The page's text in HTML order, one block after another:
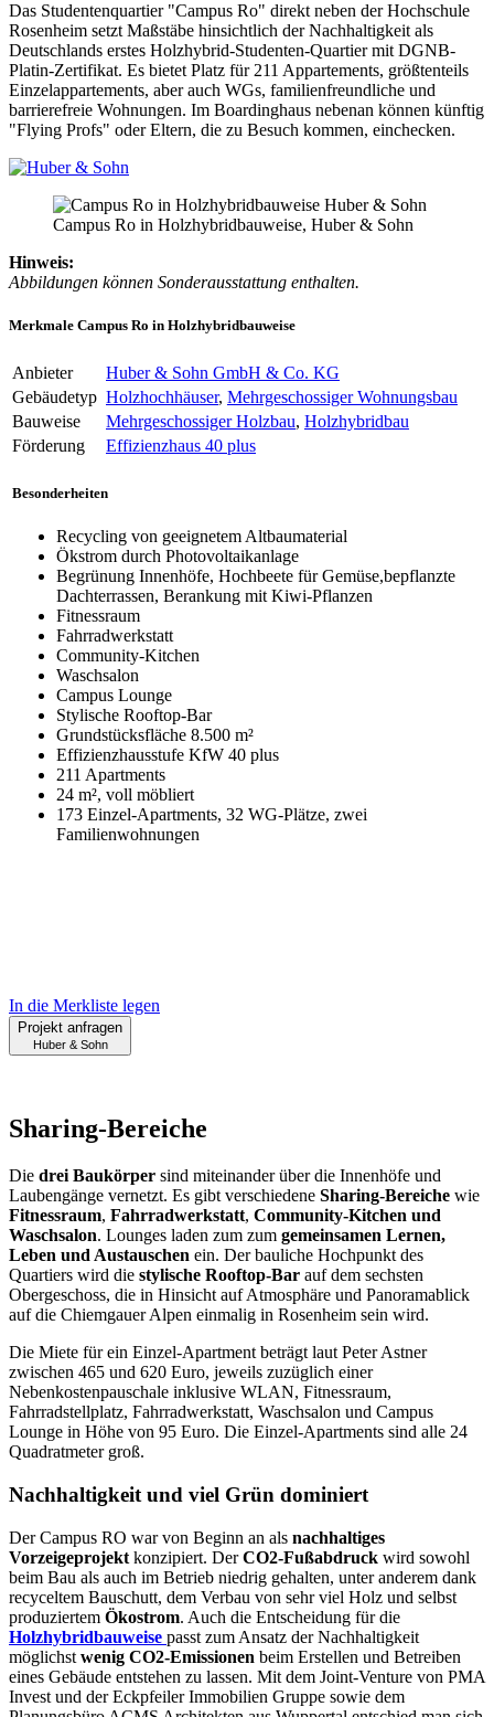
Das Studentenquartier "Campus Ro" direkt neben der Hochschule
Rosenheim setzt Maßstäbe hinsichtlich der Nachhaltigkeit als
Deutschlands erstes Holzhybrid-Studenten-Quartier mit DGNB-
Platin-Zertifikat. Es bietet Platz für 211 Appartements, größtenteils
Einzelappartements, aber auch WGs, familienfreundliche und
barrierefreie Wohnungen. Im Boardinghaus nebenan können künftig
"Flying Profs" oder Eltern, die zu Besuch kommen, einchecken.
Campus Ro in Holzhybridbauweise, Huber & Sohn
Hinweis:
Abbildungen können Sonderausstattung enthalten.
Merkmale Campus Ro in Holzhybridbauweise
Anbieter
Huber & Sohn GmbH & Co. KG
Gebäudetyp Holzhochhäuser, Mehrgeschossiger Wohnungsbau
Bauweise
Mehrgeschossiger Holzbau, Holzhybridbau
Förderung
Effizienzhaus 40 plus
Besonderheiten
Recycling von geeignetem Altbaumaterial
Ökstrom durch Photovoltaikanlage
Begrünung Innenhöfe, Hochbeete für Gemüse,bepflanzte
Dachterrassen, Berankung mit Kiwi-Pflanzen
Fitnessraum
Fahrradwerkstatt
Community-Kitchen
Waschsalon
Campus Lounge
Stylische Rooftop-Bar
Grundstücksfläche 8.500 m²
Effizienzhausstufe KfW 40 plus
211 Apartments
24 m², voll möbliert
173 Einzel-Apartments, 32 WG-Plätze, zwei
Familienwohnungen
In die Merkliste legen
Projekt anfragen
Huber & Sohn
Sharing-Bereiche
Die drei Baukörper sind miteinander über die Innenhöfe und
Laubengänge vernetzt. Es gibt verschiedene Sharing-Bereiche wie
Fitnessraum, Fahrradwerkstatt, Community-Kitchen und
Waschsalon. Lounges laden zum zum gemeinsamen Lernen,
Leben und Austauschen ein. Der bauliche Hochpunkt des
Quartiers wird die stylische Rooftop-Bar auf dem sechsten
Obergeschoss, die in Hinsicht auf Atmosphäre und Panoramablick
auf die Chiemgauer Alpen einmalig in Rosenheim sein wird.
Die Miete für ein Einzel-Apartment beträgt laut Peter Astner
zwischen 465 und 620 Euro, jeweils zuzüglich einer
Nebenkostenpauschale inklusive WLAN, Fitnessraum,
Fahrradstellplatz, Fahrradwerkstatt, Waschsalon und Campus
Lounge in Höhe von 95 Euro. Die Einzel-Apartments sind alle 24
Quadratmeter groß.
Nachhaltigkeit und viel Grün dominiert
Der Campus RO war von Beginn an als nachhaltiges
Vorzeigeprojekt konzipiert. DerCO2-Fußabdruck wird sowohl
beim Bau als auch im Betrieb niedrig gehalten, unter anderem dank
recyceltem Bauschutt, dem Verbau von sehr viel Holz und selbst
produziertem Ökostrom. Auch die Entscheidung für die
Holzhybridbauweise passt zum Ansatz der Nachhaltigkeit
möglichst wenig CO2-Emissionen beim Erstellen und Betreiben
eines Gebäude entstehen zu lassen. Mit dem Joint-Venture von PMA
Invest und der Eckpfeiler Immobilien Gruppe sowie dem